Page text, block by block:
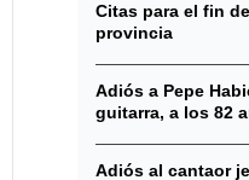
Citas para el fin
provincia
Adiós a Pepe
guitarra, a los 82
Adiós al cantaor